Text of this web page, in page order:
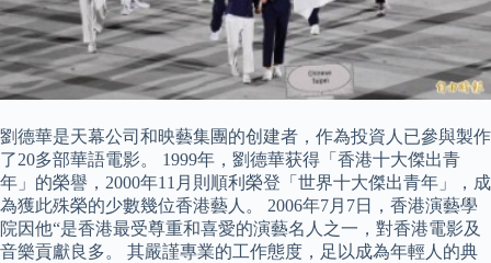
劉德華是天幕公司和映藝集團的创建者，作為投資人已參與製作
了20多部華語電影。 1999年，劉德華获得「香港十大傑出青
年」的榮譽，2000年11月則順利榮登「世界十大傑出青年」，成
為獲此殊榮的少數幾位香港藝人。 2006年7月7日，香港演藝學
院因他“是香港最受尊重和喜愛的演藝名人之一，對香港電影及
音樂貢獻良多。 其嚴謹專業的工作態度，足以成為年輕人的典